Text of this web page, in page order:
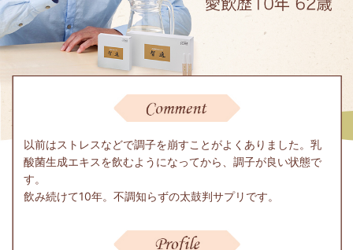
以前はストレスなどで調子を崩すことがよくありました。乳
酸菌生成エキスを飲むようになってから、調子が良い状態で
す。
飲み続けて10年。不調知らずの太鼓判サプリです。